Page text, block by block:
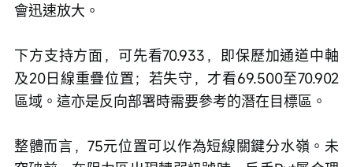
會迅速放大。
下方支持方面，可先看70.933，即保歷加通道中軸
及20日線重疊位置；若失守，才看69.500至70.902
區域。這亦是反向部署時需要參考的潛在目標區。
整體而言，75元位置可以作為短線關鍵分水嶺。未